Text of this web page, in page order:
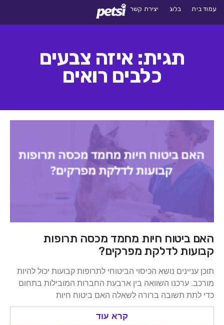
עמוד בית בלוג יצירת קשר
תגית: איזה צבעים
כלבים רואים
האם ביטוח חיות מחמד מכסה תרופות
קבועות לדלקת מפרקים?
תוכן עניינים נושא הכיסוי הביטוחי לתרופות קבועות יכול להיות
מורכב. ערכנו השוואה בין ארבעת החברות המובילות בתחום
כדי לתת תשובה ברורה לשאלה האם ביטוח חיות
קרא עוד